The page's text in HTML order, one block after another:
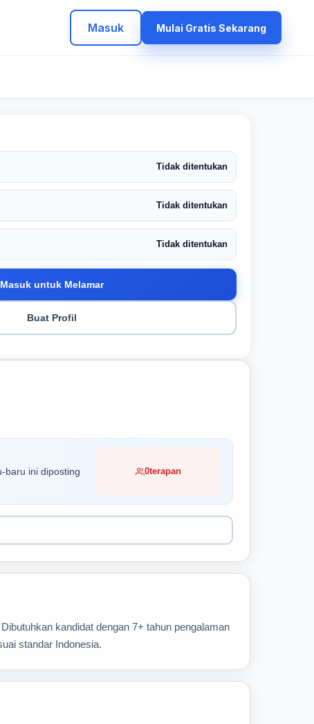
Masuk Mulai Gratis Sekarang
baru ini diposting 0terapan
kandidat dengan 7+ tahun pengalaman
standar Indonesia.
Tidak ditentukan
Tidak ditentukan
Tidak ditentukan
Masuk untuk Melamar
Buat Profil